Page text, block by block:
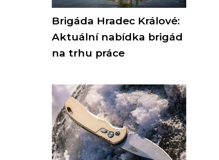
Brigáda Hradec Králové:
Aktuální nabídka brigád
na trhu práce